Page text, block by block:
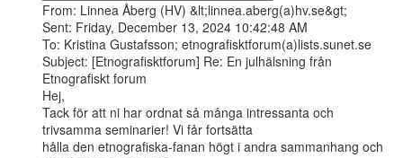
From: Linnea Åberg (HV) &lt;linnea.aberg(a)hv.se&gt;
Sent: Friday, December 13, 2024 10:42:48 AM
To: Kristina Gustafsson; etnografisktforum(a)lists.sunet.se
Subject: [Etnografisktforum] Re: En julhälsning från
Etnografiskt forum
Hej,
Tack för att ni har ordnat så många intressanta och
trivsamma seminarier! Vi får fortsätta
hålla den etnografiska-fanan högt i andra sammanhang och